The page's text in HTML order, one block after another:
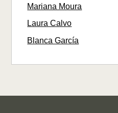
Mariana Moura
Laura Calvo
Blanca García